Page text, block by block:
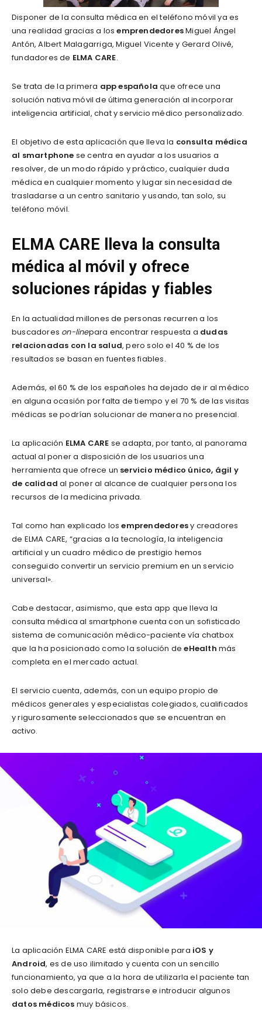
Disponer de la consulta médica en el teléfono móvil ya es
una realidad gracias a losemprendedoresMiguel Ángel
Antón, Albert Malagarriga, Miguel Vicente y Gerard Olivé,
fundadores de ELMA CARE.
Se trata de la primera app españolaque ofrece una
solución nativa móvil de última generación al incorporar
inteligencia artificial, chat y servicio médico personalizado.
El objetivo de esta aplicación que lleva la consulta médica
al smartphone se centra en ayudar a los usuarios a
resolver, de un modo rápido y práctico, cualquier duda
médica en cualquier momento y lugar sin necesidad de
trasladarse a un centro sanitario y usando, tan solo, su
teléfono móvil.
ELMA CARE lleva la consulta
médica al móvil y ofrece
soluciones rápidas y fiables
En la actualidad millones de personas recurren a los
buscadores on-linepara encontrar respuesta a dudas
relacionadas con la salud, pero solo el 40 % de los
resultados se basan en fuentes fiables.
Además, el 60 % de los españoles ha dejado de ir al médico
en alguna ocasión por falta de tiempo y el 70 % de las visitas
médicas se podrían solucionar de manera no presencial.
La aplicación ELMA CARE se adapta, por tanto, al panorama
actual al poner a disposición de los usuarios una
herramienta que ofrece un servicio médico único, ágil y
de calidadal poner al alcance de cualquier persona los
recursos de la medicina privada.
Tal como han explicado losemprendedoresy creadores
de ELMA CARE, “gracias a la tecnología, la inteligencia
artificial y un cuadro médico de prestigio hemos
conseguido convertir un servicio premium en un servicio
universal».
Cabe destacar, asimismo, que esta app que lleva la
consulta médica al smartphone cuenta con un sofisticado
sistema de comunicación médico-paciente vía chatbox
que la ha posicionado como la solución deeHealthmás
completa en el mercado actual.
El servicio cuenta, además, con un equipo propio de
médicos generales y especialistas colegiados, cualificados
y rigurosamente seleccionados que se encuentran en
activo.
La aplicación ELMA CARE está disponible para iOS y
Android, es de uso ilimitado y cuenta con un sencillo
funcionamiento, ya que a la hora de utilizarla el paciente tan
solo debe descargarla, registrarse e introducir algunos
datos médicos muy básicos.